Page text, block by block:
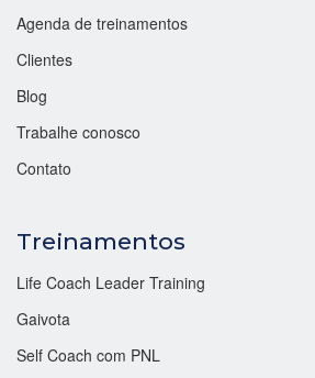
Agenda de treinamentos
Clientes
Blog
Trabalhe conosco
Contato
Treinamentos
Life Coach Leader Training
Gaivota
Self Coach com PNL